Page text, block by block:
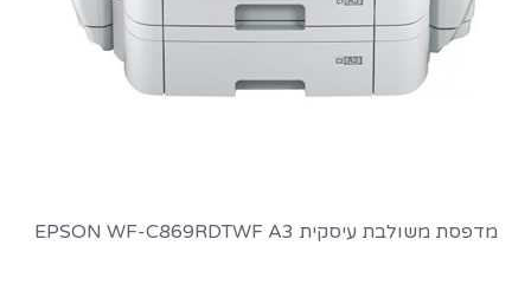
מדפסת משולבת עיסקית EPSON WF-C869RDTWF A3